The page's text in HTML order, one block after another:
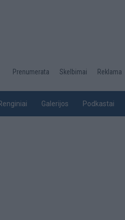
Desktop
top
Prenumerata Skelbimai Reklama
Galerijos Podkastai